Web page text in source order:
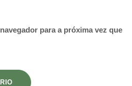
para a próxima vez que